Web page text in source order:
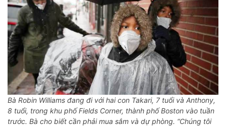
Bà Robin Williams đang đi với hai con Takari, 7 tuổi và Anthony,
8 tuổi, trong khu phố Fields Corner, thành phố Boston vào tuần
trước. Bà cho biết cần phải mua sắm và dự phòng. “Chúng tôi